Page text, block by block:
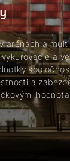
arénach a
a
a